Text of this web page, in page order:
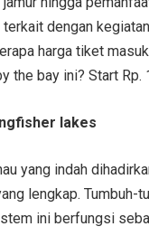
terkait dengan
harga tiket
the bay ini? Start Rp.
lakes
yang indah
lengkap. Tumbuh-
ini berfungsi